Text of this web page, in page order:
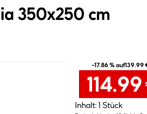
350x250 cm
-17.86 % auf139.99
114.99
Inhalt: 1 Stück